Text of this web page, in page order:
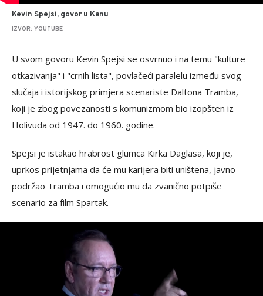
Kevin Spejsi, govor u Kanu
IZVOR: YOUTUBE
U svom govoru Kevin Spejsi se osvrnuo i na temu "kulture
otkazivanja" i "crnih lista", povlačeći paralelu između svog
slučaja i istorijskog primjera scenariste Daltona Tramba,
koji je zbog povezanosti s komunizmom bio izopšten iz
Holivuda od 1947. do 1960. godine.
Spejsi je istakao hrabrost glumca Kirka Daglasa, koji je,
uprkos prijetnjama da će mu karijera biti uništena, javno
podržao Tramba i omogućio mu da zvanično potpiše
scenario za film Spartak.